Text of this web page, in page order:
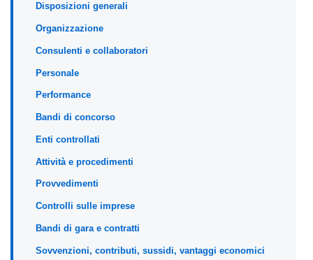
Disposizioni generali
Organizzazione
Consulenti e collaboratori
Personale
Performance
Bandi di concorso
Enti controllati
Attività e procedimenti
Provvedimenti
Controlli sulle imprese
Bandi di gara e contratti
Sovvenzioni, contributi, sussidi, vantaggi economici